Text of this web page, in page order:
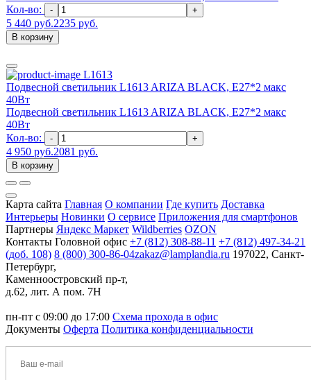
Кол-во:
- +
5 440 руб.2235 руб.
В корзину
L1613
Подвесной светильник L1613 ARIZA BLACK, Е27*2 макс
40Вт
Подвесной светильник L1613 ARIZA BLACK, Е27*2 макс
40Вт
Кол-во:
- +
4 950 руб.2081 руб.
В корзину
Карта сайта Главная О компании Где купить Доставка
Интерьеры Новинки О сервисе Приложения для смартфонов
Партнеры Яндекс Маркет Wildberries OZON
Контакты Головной офис +7 (812) 308-88-11 +7 (812) 497-34-21
(доб. 108) 8 (800) 300-86-04zakaz@lamplandia.ru 197022, Санкт-
Петербург,
Каменноостровский пр-т,
д.62, лит. А пом. 7Н
пн-пт с 09:00 до 17:00 Схема прохода в офис
Документы Оферта Политика конфиденциальности